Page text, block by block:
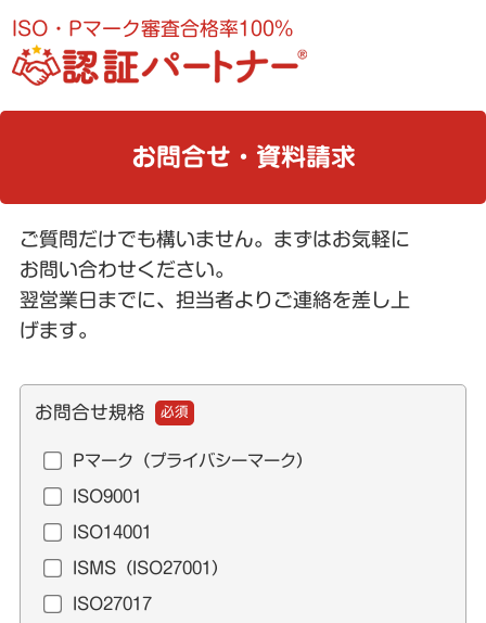
ISO・Pマーク審査合格率100%
お問合せ・資料請求
ご質問だけでも構いません。まずはお気軽に
お問い合わせください。
翌営業日までに、担当者よりご連絡を差し上
げます。
お問合せ規格 必須
Pマーク（プライバシーマーク）
ISO9001
ISO14001
ISMS（ISO27001）
ISO27017